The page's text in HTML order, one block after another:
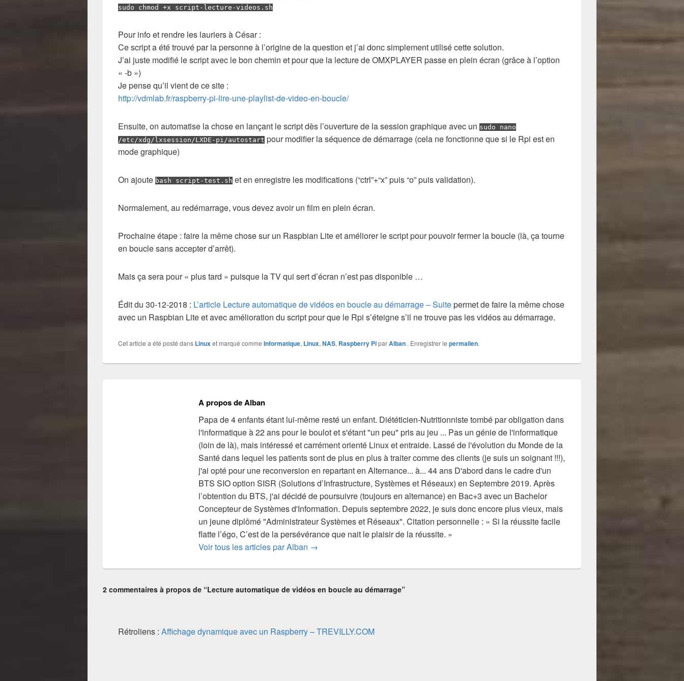
sudo chmod +x script-lecture-videos.sh
Pour info et rendre les lauriers à César :
Ce script a été trouvé par la personne à l’origine de la question et j’ai donc simplement utilisé cette solution.
J’ai juste modifié le script avec le bon chemin et pour que la lecture de OMXPLAYER passe en plein écran (grâce à l’option
« -b »)
Je pense qu’il vient de ce site :
http://vdmlab.fr/raspberry-pi-lire-une-playlist-de-video-en-boucle/
Ensuite, on automatise la chose en lançant le script dès l’ouverture de la session graphique avec un sudo nano
/etc/xdg/lxsession/LXDE-pi/autostart pour modifier la séquence de démarrage (cela ne fonctionne que si le Rpi est en
mode graphique)
On ajoute bash script-test.sh et en enregistre les modifications (“ctrl”+“x” puis “o” puis validation).
Normalement, au redémarrage, vous devez avoir un film en plein écran.
Prochaine étape : faire la même chose sur un Raspbian Lite et améliorer le script pour pouvoir fermer la boucle (là, ça tourne
en boucle sans accepter d’arrêt).
Mais ça sera pour « plus tard » puisque la TV qui sert d’écran n’est pas disponible …
Édit du 30-12-2018 : L’article Lecture automatique de vidéos en boucle au démarrage – Suitepermet de faire la même chose
avec un Raspbian Lite et avec amélioration du script pour que le Rpi s’éteigne s’il ne trouve pas les vidéos au démarrage.
Cet article a été posté dans Linux et marqué comme Informatique, Linux, NAS, Raspberry PiparAlban . Enregistrer le permalien.
A propos de Alban
Papa de 4 enfants étant lui-même resté un enfant. Diététicien-Nutritionniste tombé par obligation dans
l'informatique à 22 ans pour le boulot et s'étant "un peu" pris au jeu ... Pas un génie de l'informatique
(loin de là), mais intéressé et carrément orienté Linux et entraide. Lassé de l'évolution du Monde de la
Santé dans lequel les patients sont de plus en plus à traiter comme des clients (je suis un soignant !!!),
j'ai opté pour une reconversion en repartant en Alternance... à... 44 ans D'abord dans le cadre d'un
BTS SIO option SISR (Solutions d’Infrastructure, Systèmes et Réseaux) en Septembre 2019. Après
l’obtention du BTS, j'ai décidé de poursuivre (toujours en alternance) en Bac+3 avec un Bachelor
Concepteur de Systèmes d'Information. Depuis septembre 2022, je suis donc encore plus vieux, mais
un jeune diplômé "Administrateur Systèmes et Réseaux". Citation personnelle : « Si la réussite facile
flatte l’égo, C’est de la persévérance que nait le plaisir de la réussite. »
Voir tous les articles par Alban →
2 commentaires à propos de “Lecture automatique de vidéos en boucle au démarrage”
Rétroliens : Affichage dynamique avec un Raspberry – TREVILLY.COM